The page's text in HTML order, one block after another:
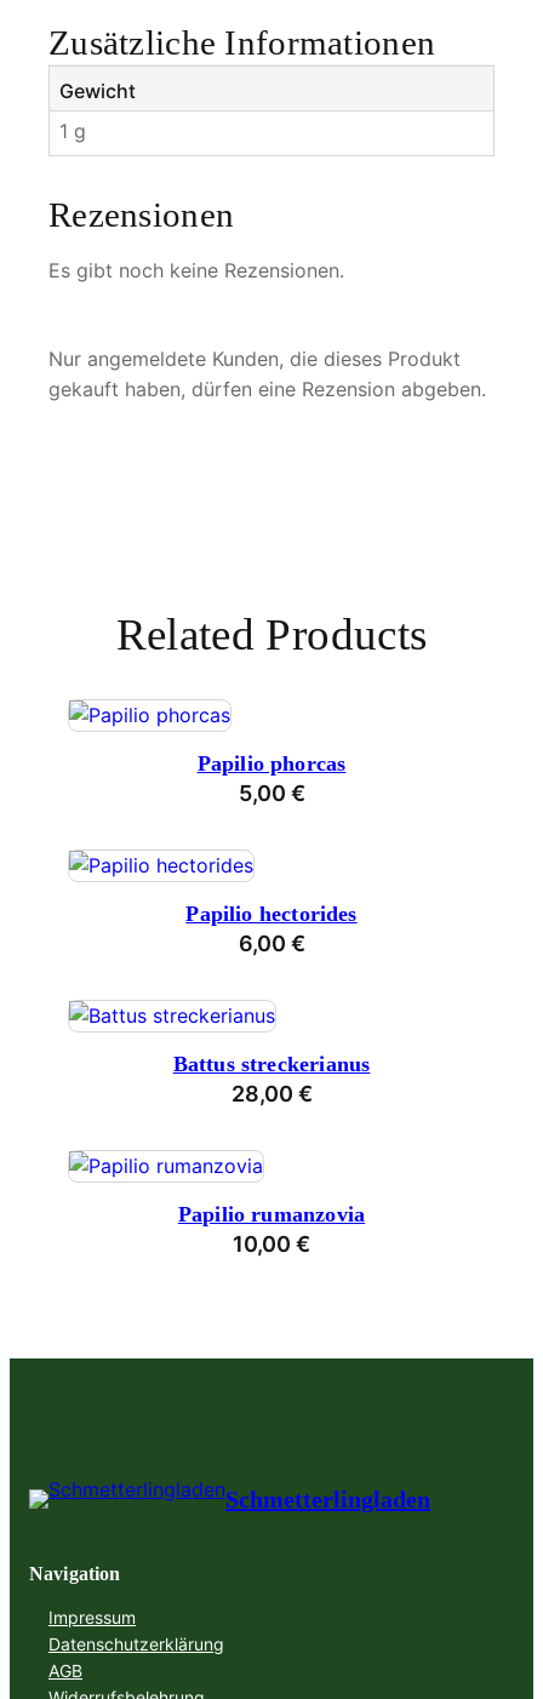
Zusätzliche Informationen
Gewicht
1 g
Rezensionen
Es gibt noch keine Rezensionen.
Nur angemeldete Kunden, die dieses Produkt
gekauft haben, dürfen eine Rezension abgeben.
Related Products
Papilio phorcas
5,00 €
Papilio hectorides
6,00 €
Battus streckerianus
28,00 €
Papilio rumanzovia
10,00 €
Schmetterlingladen
Navigation
Impressum
Datenschutzerklärung
AGB